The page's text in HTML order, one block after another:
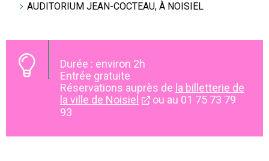
AUDITORIUM JEAN-COCTEAU, À NOISIEL
Durée : environ 2h
Entrée gratuite
Réservations auprès de la billetterie de
la ville de Noisiel
ou au 01 75 73 79
93